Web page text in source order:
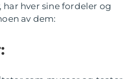
hver sine fordeler og
av dem: